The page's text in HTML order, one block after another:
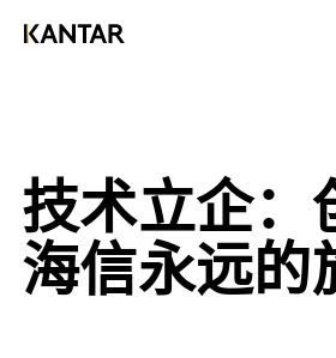
技术立企：
海信永远的